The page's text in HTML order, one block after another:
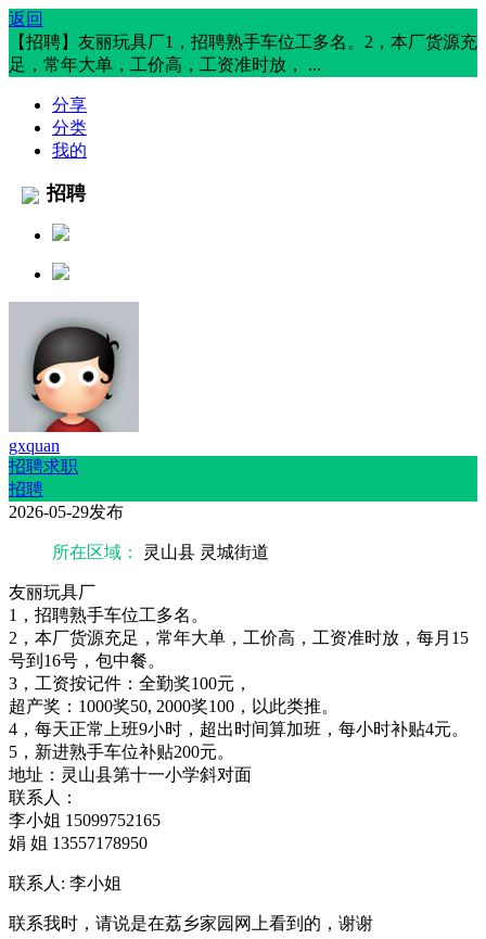
返回
【招聘】友丽玩具厂1，招聘熟手车位工多名。2，本厂货源充
足，常年大单，工价高，工资准时放， ...
分享
分类
我的
招聘
gxquan
招聘求职
招聘
2026-05-29发布
所在区域： 灵山县 灵城街道
友丽玩具厂
1，招聘熟手车位工多名。
2，本厂货源充足，常年大单，工价高，工资准时放，每月15
号到16号，包中餐。
3，工资按记件：全勤奖100元，
超产奖：1000奖50, 2000奖100，以此类推。
4，每天正常上班9小时，超出时间算加班，每小时补贴4元。
5，新进熟手车位补贴200元。
地址：灵山县第十一小学斜对面
联系人：
李小姐 15099752165
娟 姐 13557178950
联系人: 李小姐
联系我时，请说是在荔乡家园网上看到的，谢谢